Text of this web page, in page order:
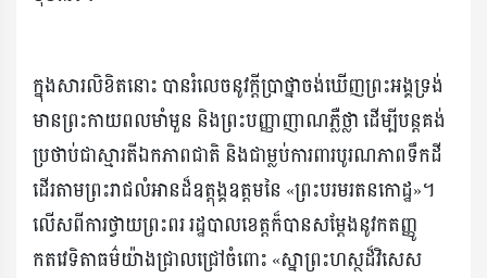
ក្នុងសារលិខិតនោះ បានរំលេចនូវក្តីប្រាថ្នាចង់ឃើញព្រះអង្គទ្រង់
មានព្រះកាយពលមាំមួន និងព្រះបញ្ញាញាណភ្លឺថ្លា ដើម្បីបន្តគង់
ប្រថាប់ជាស្មារតីឯកភាពជាតិ និងជាម្លប់ការពារបូរណភាពទឹកដី
ដើរតាមព្រះរាជលំអានដ៏ឧត្តុង្គឧត្តមនៃ «ព្រះបរមរតនកោដ្ឋ»។
លើសពីការថ្វាយព្រះពរ រដ្ឋបាលខេត្តក៏បានសម្តែងនូវកតញ្ញូ
កតវេទិតាធម៌យ៉ាងជ្រាលជ្រៅចំពោះ «ស្នាព្រះហស្ថដ៏វិសេស